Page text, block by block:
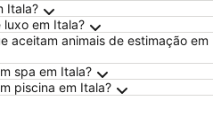
Itala?
luxo em Itala?
aceitam animais de estimação em
spa em Itala?
piscina em Itala?